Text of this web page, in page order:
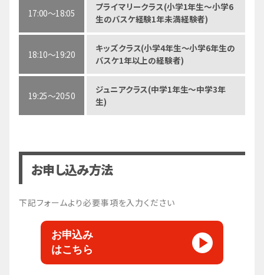
17:00～18:05
プライマリークラス(小学1年生～小学6
生のバスケ経験1年未満経験者)
18:10～19:20
キッズクラス(小学4年生～小学6年生の
バスケ1年以上の経験者)
19:25～20:50
ジュニアクラス(中学1年生～中学3年
生)
お申し込み方法
下記フォームより必要事項を入力ください
お申込み
はこちら